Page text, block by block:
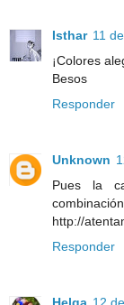
Isthar 11
¡Colores
Besos
Responder
Unknown
Pues la
http://
Responder